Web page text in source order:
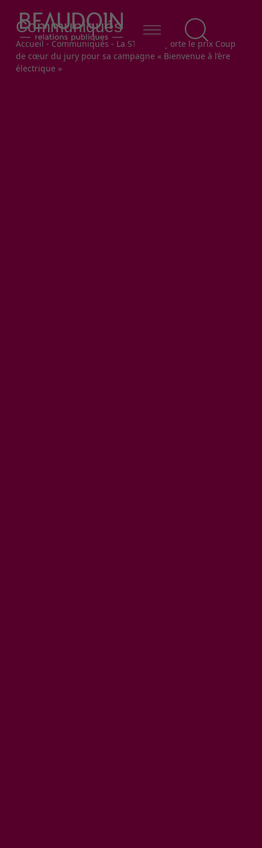
Communiqués
Fil d'Ariane
Accueil-Communiqués - La STTR remporte le prix Coup
de cœur du jury pour sa campagne « Bienvenue à l’ère
électrique »